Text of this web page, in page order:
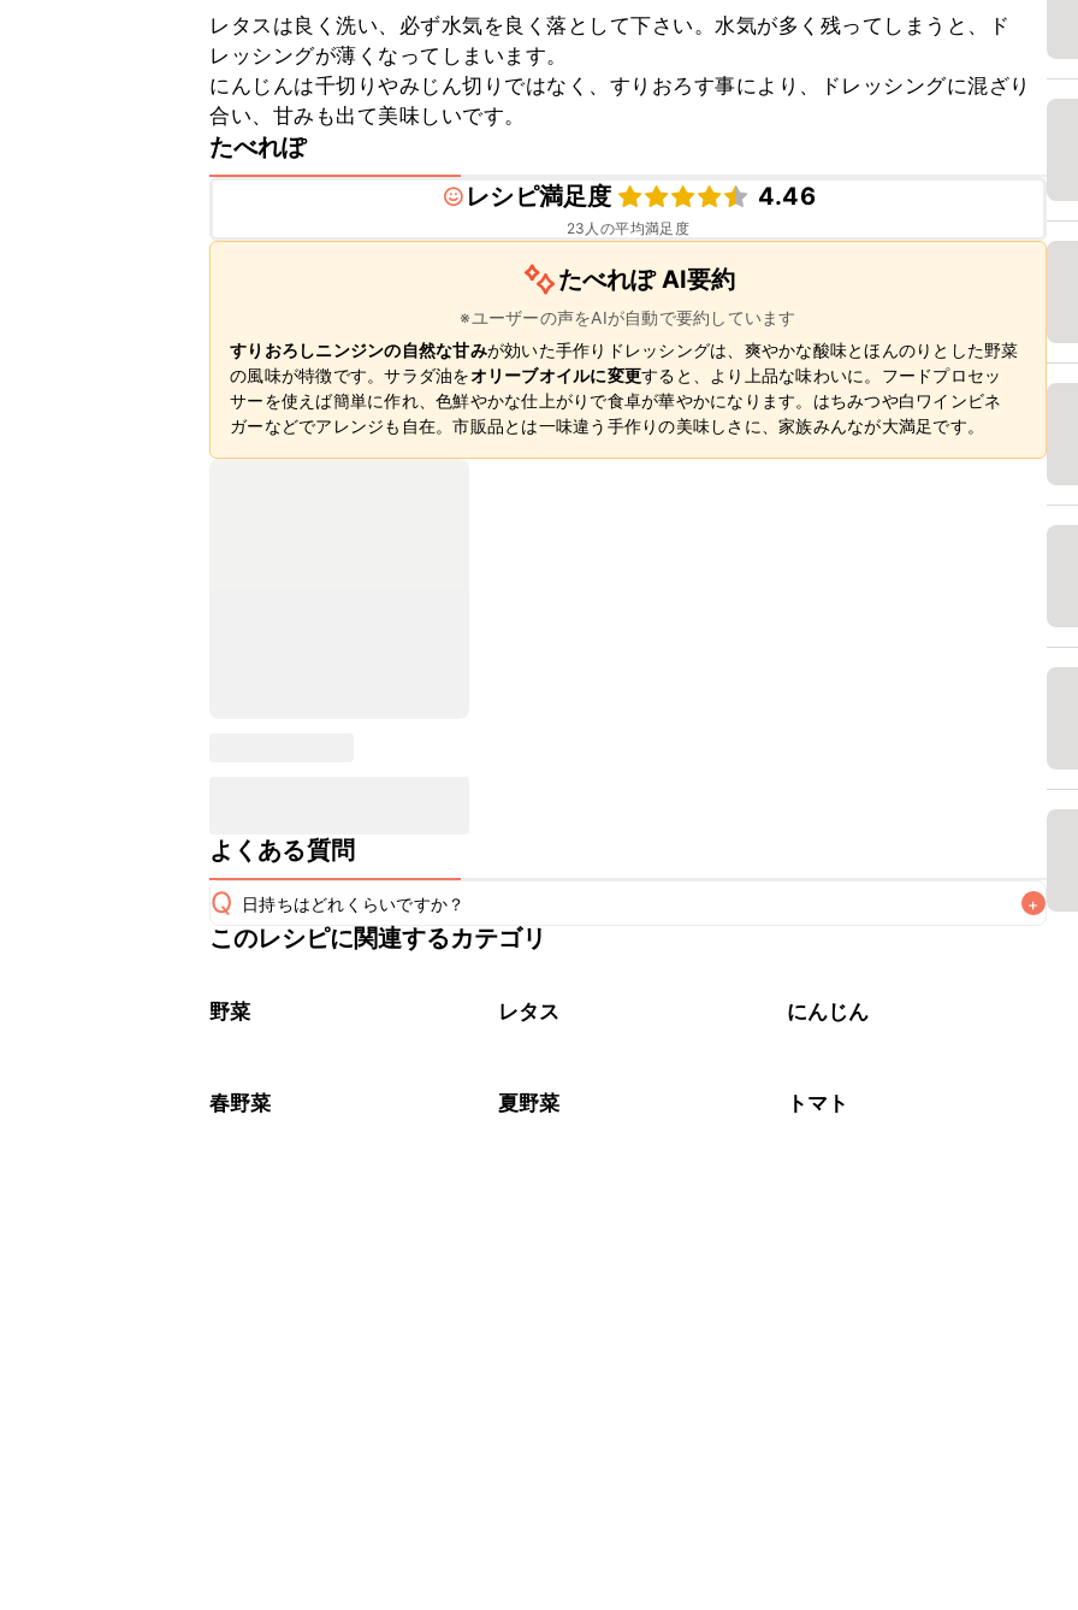
レタスは良く洗い、必ず水気を良く落として下さい。水気が多く残ってしまうと、ド
レッシングが薄くなってしまいます。
にんじんは千切りやみじん切りではなく、すりおろす事により、ドレッシングに混ざり
合い、甘みも出て美味しいです。
たべれぽ
レシピ満足度
4.46
23 人の平均満足度
たべれぽ AI要約
※ユーザーの声をAIが自動で要約しています
すりおろしニンジンの自然な甘みが効いた手作りドレッシングは、爽やかな酸味とほんのりとした野菜
の風味が特徴です。サラダ油をオリーブオイルに変更すると、より上品な味わいに。フードプロセッ
サーを使えば簡単に作れ、色鮮やかな仕上がりで食卓が華やかになります。はちみつや白ワインビネ
ガーなどでアレンジも自在。市販品とは一味違う手作りの美味しさに、家族みんなが大満足です。
よくある質問
Q 日持ちはどれくらいですか？ +
保存期間は冷蔵で当日中が目安です。なるべくお早めにお召し上がりください。
※日持ちは目安です。
このレシピに関連するカテゴリ
野菜 レタス にんじん
春野菜 夏野菜 トマト